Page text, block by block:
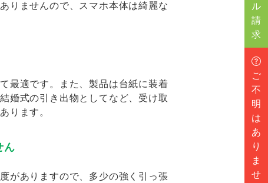
りませんので、スマホ本体は綺麗な
最適です。また、製品は台紙に装着
婚式の引き出物としてなど、受け取
ります。
ん
がありますので、多少の強く引っ張
ル
請
求
ご
不
明
は
あ
り
ま
せ